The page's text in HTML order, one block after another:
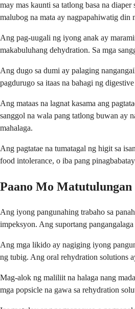
may mas kaunti sa tatlong basa na
malubog na mata ay nagpapahiwatig din
Ang pag-uugali ng iyong anak ay
makabuluhang dehydration. Sa mga
Ang dugo sa dumi ay palaging
pagdurugo sa itaas na bahagi ng
Ang mataas na lagnat kasama ang
sanggol na wala pang tatlong buwan ay
mahalaga.
Ang pagtatae na tumatagal ng higit sa
food intolerance, o iba pang
Paano Mo Matutulungan
Ang iyong pangunahing trabaho sa
impeksyon. Ang suportang
Ang mga likido ay nagiging iyong
ng tubig. Ang oral rehydration solutions
Mag-alok ng maliliit na halaga nang
mga popsicle na gawa sa rehydration